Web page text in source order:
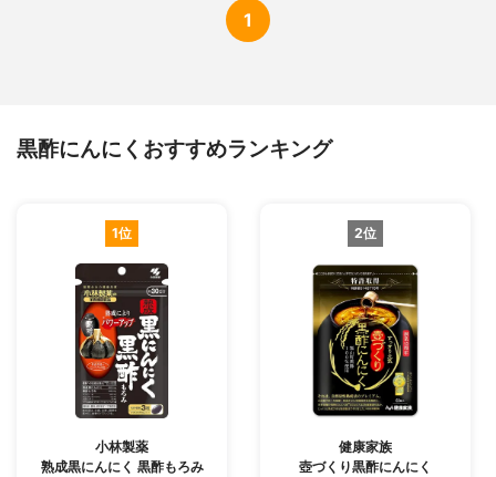
1
黒酢にんにくおすすめランキング
1位
小林製薬
熟成黒にんにく 黒酢もろみ
2位
健康家族
壺づくり黒酢にんにく